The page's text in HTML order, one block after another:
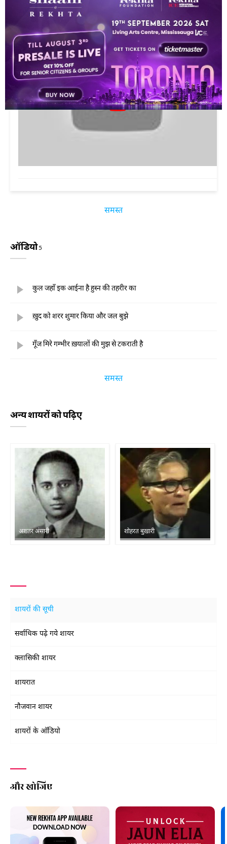
This video is playing from YouTube
समस्त
ऑडियो5
कुल जहाँ इक आईना है हुस्न की तहरीर का
ख़ुद को शरर शुमार किया और जल बुझे
गूँज मिरे गम्भीर ख़यालों की मुझ से टकराती है
समस्त
अन्य शायरों को पढ़िए
अख़्तर अंसारी शोहरत बुख़ारी
शायरों की सूची
सर्वाधिक पढ़े गये शायर
क्लासिकी शायर
शायरात
नौजवान शायर
शायरों के ऑडियो
और खोजिए